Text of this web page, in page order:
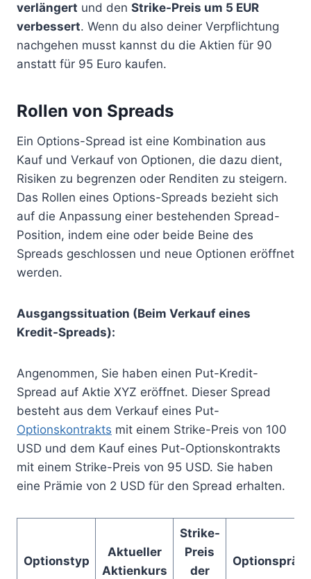
verlängert und den Strike-Preis um 5 EUR
verbessert. Wenn du also deiner Verpflichtung
nachgehen musst kannst du die Aktien für 90
anstatt für 95 Euro kaufen.
Rollen von Spreads
Ein Options-Spread ist eine Kombination aus
Kauf und Verkauf von Optionen, die dazu dient,
Risiken zu begrenzen oder Renditen zu steigern.
Das Rollen eines Options-Spreads bezieht sich
auf die Anpassung einer bestehenden Spread-
Position, indem eine oder beide Beine des
Spreads geschlossen und neue Optionen eröffnet
werden.
Ausgangssituation (Beim Verkauf eines
Kredit-Spreads):
Angenommen, Sie haben einen Put-Kredit-
Spread auf Aktie XYZ eröffnet. Dieser Spread
besteht aus dem Verkauf eines Put-
Optionskontrakts mit einem Strike-Preis von 100
USD und dem Kauf eines Put-Optionskontrakts
mit einem Strike-Preis von 95 USD. Sie haben
eine Prämie von 2 USD für den Spread erhalten.
Optionstyp
Aktueller
Aktienkurs
Strike-
Preis
der